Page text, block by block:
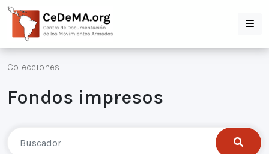
Colecciones
Fondos impresos